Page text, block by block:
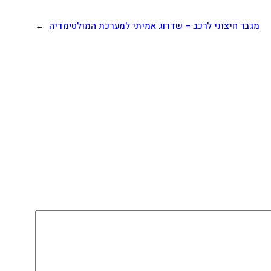
מגבר חיצוני לרכב – שדרוג אמיתי למערכת המולטימדיה →